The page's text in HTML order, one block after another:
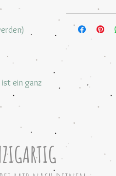
ein ganz